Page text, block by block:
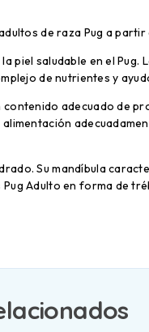
de raza Pug a partir
saludable en el Pug.
de nutrientes y
adecuado de
Su mandíbula
Adulto en forma de